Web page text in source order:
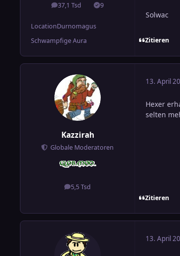
37,1 Tsd
Beiträge 9
Lösungen
LocationDurnomagus
Schwampfige Aura
Solwac
Zitieren
Kazzirah
Globale Moderatoren
5,5 Tsd
Beiträge
13. April
Hexer
selten
Zitieren
13. April